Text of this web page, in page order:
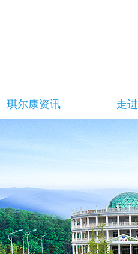
琪尔康资讯 走
企
企